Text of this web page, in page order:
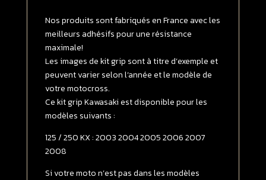
2003
-
>
2008
FULL
GRIP
Transparent
Nos produits sont fabriqués en France avec les
meilleurs adhésifs pour une résistance
maximale!
Les images de kit grip sont à titre d’exemple et
peuvent varier selon l’année et le modèle de
votre motocross.
Ce kit grip Kawasaki est disponible pour les
modèles suivants :
125 / 250 KX : 2003 2004 2005 2006 2007
2008
Si votre moto n’est pas dans les modèles